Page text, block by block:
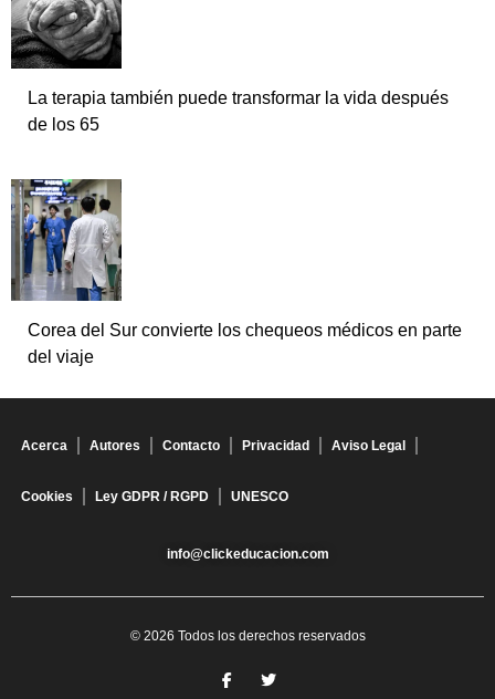
La terapia también puede transformar la vida después
de los 65
Corea del Sur convierte los chequeos médicos en parte
del viaje
Acerca Autores Contacto Privacidad Aviso Legal
Cookies Ley GDPR / RGPD UNESCO
info@clickeducacion.com
© 2026 Todos los derechos reservados